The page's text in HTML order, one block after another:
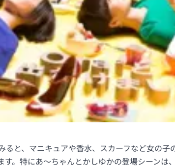
ると、マニキュアや香水、スカーフなど女の子
す。特にあ～ちゃんとかしゆかの登場シーンは